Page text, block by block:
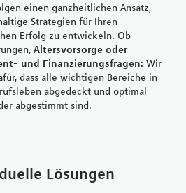
einen ganzheitlichen Ansatz,
Strategien für Ihren
Erfolg zu entwickeln. Ob
Altersvorsorge oder
und Finanzierungsfragen: Wir
dass alle wichtigen Bereiche in
abgedeckt und optimal
abgestimmt sind.
Lösungen